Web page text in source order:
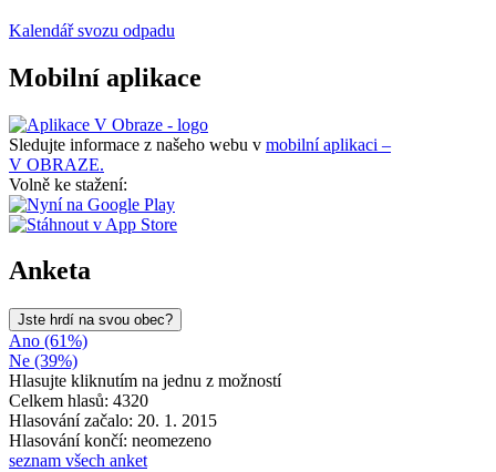
Kalendář svozu odpadu
Mobilní aplikace
Sledujte informace z našeho webu v mobilní aplikaci –
V OBRAZE.
Volně ke stažení:
Anketa
Jste hrdí na svou obec?
Ano (61%)
Ne (39%)
Hlasujte kliknutím na jednu z možností
Celkem hlasů: 4320
Hlasování začalo: 20. 1. 2015
Hlasování končí: neomezeno
seznam všech anket